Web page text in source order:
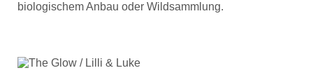
biologischem Anbau oder Wildsammlung.